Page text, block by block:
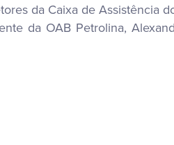
da Caixa de Assistência
da OAB Petrolina,